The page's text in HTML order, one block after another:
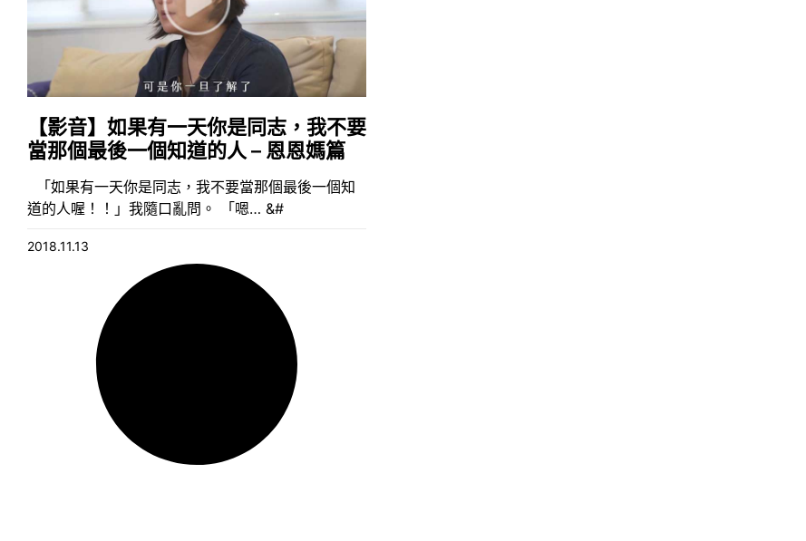
【影音】如果有一天你是同志，我不要
當那個最後一個知道的人 – 恩恩媽篇
「如果有一天你是同志，我不要當那個最後一個知
道的人喔！！」我隨口亂問。 「嗯… &#
2018.11.13